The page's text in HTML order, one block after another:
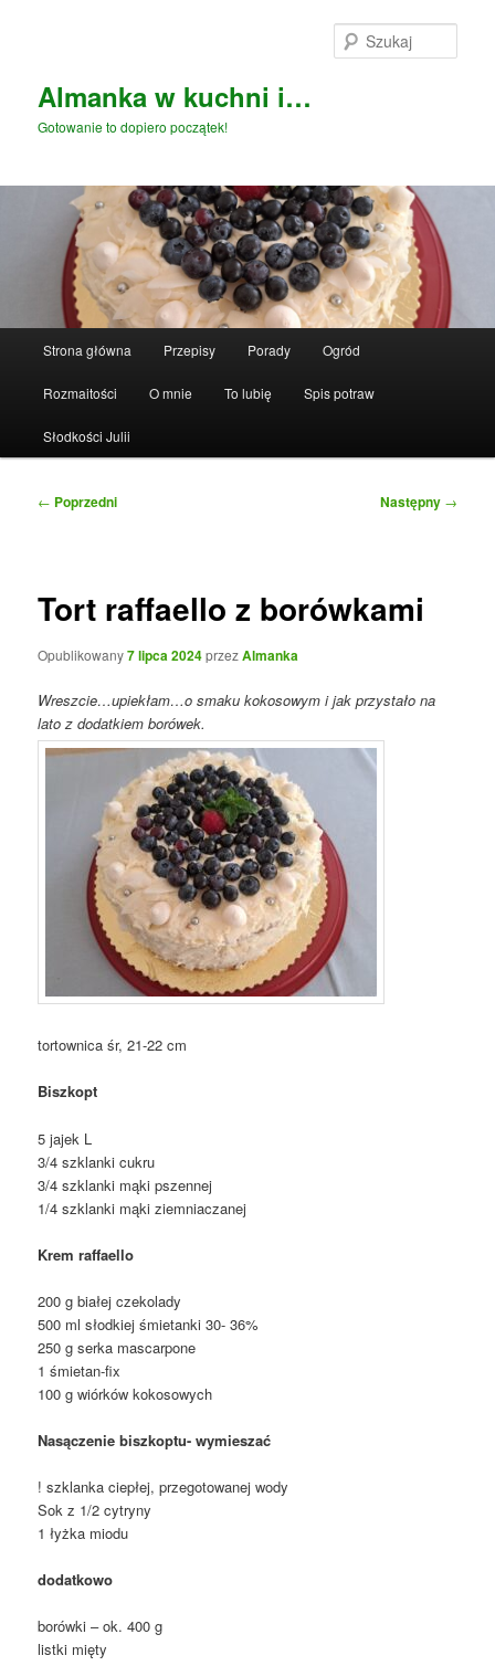
Almanka w kuchni i…
Gotowanie to dopiero początek!
Strona główna Przepisy Porady Ogród
Rozmaitości O mnie To lubię Spis potraw
Słodkości Julii
Nawigacja
← Poprzedni Następny →
Tort raffaello z borówkami
Opublikowany7 lipca 2024przezAlmanka
Wreszcie…upiekłam…o smaku kokosowym i jak przystało na
lato z dodatkiem borówek.
tortownica śr, 21-22 cm
Biszkopt
5 jajek L
3/4 szklanki cukru
3/4 szklanki mąki pszennej
1/4 szklanki mąki ziemniaczanej
Krem raffaello
200 g białej czekolady
500 ml słodkiej śmietanki 30- 36%
250 g serka mascarpone
1 śmietan-fix
100 g wiórków kokosowych
Nasączenie biszkoptu- wymieszać
! szklanka ciepłej, przegotowanej wody
Sok z 1/2 cytryny
1 łyżka miodu
dodatkowo
borówki – ok. 400 g
listki mięty